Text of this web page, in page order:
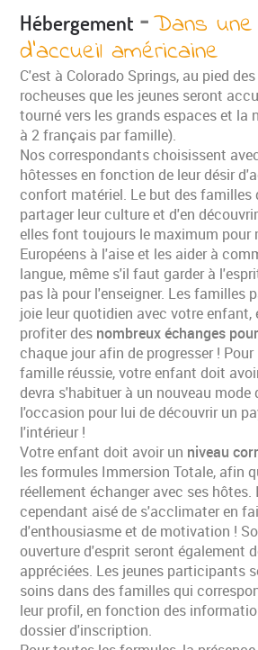
Hébergement -Dans
d'accueil américaine
C'est à Colorado Springs, au pied
rocheuses que les jeunes seront
tourné vers les grands espaces et la
à 2 français par famille).
Nos correspondants choisissent
hôtesses en fonction de leur désir
confort matériel. Le but des familles
partager leur culture et d'en
elles font toujours le maximum pour
Européens à l'aise et les aider à
langue, même s'il faut garder à
pas là pour l'enseigner. Les familles
joie leur quotidien avec votre enfant,
profiter des nombreux échanges
chaque jour afin de progresser !
famille réussie, votre enfant doit
devra s'habituer à un nouveau mode
l'occasion pour lui de découvrir un
l'intérieur !
Votre enfant doit avoir un niveau
les formules Immersion Totale, afin
réellement échanger avec ses hôtes.
cependant aisé de s'acclimater en
d'enthousiasme et de motivation !
ouverture d'esprit seront également
appréciées. Les jeunes participants
soins dans des familles qui
leur profil, en fonction des
dossier d'inscription.